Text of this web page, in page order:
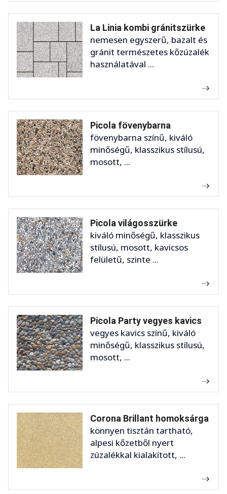
La Linia kombi gránitszürke
nemesen egyszerű, bazalt és
gránit természetes kőzúzalék
használatával ...
Picola fövenybarna
fövenybarna színű, kiváló
minőségű, klasszikus stílusú,
mosott, ...
Picola világosszürke
kiváló minőségű, klasszikus
stílusú, mosott, kavicsos
felületű, szinte ...
Picola Party vegyes kavics
vegyes kavics színű, kiváló
minőségű, klasszikus stílusú,
mosott, ...
Corona Brillant homoksárga
könnyen tisztán tartható,
alpesi kőzetből nyert
zúzalékkal kialakított, ...